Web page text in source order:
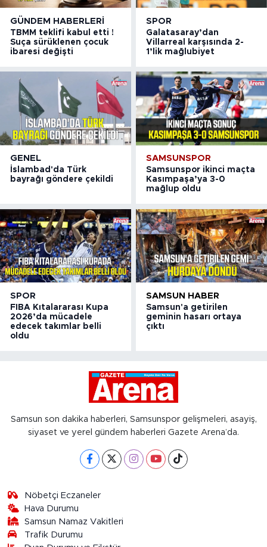
GÜNDEM HABERLERI
TBMM teklifi kabul etti !
Suça sürüklenen çocuk
ibaresi değişti
SPOR
Galatasaray’dan
Villarreal karşısında 2-
1’lik mağlubiyet
GENEL
İslambad'da Türk
bayrağı göndere çekildi
SAMSUNSPOR
Samsunspor ikinci maçta
Kasımpaşa’ya 3-0
mağlup oldu
SPOR
FIBA Kıtalararası Kupa
2026’da mücadele
edecek takımlar belli
oldu
SAMSUN HABER
Samsun'a getirilen
geminin hasarı ortaya
çıktı
Samsun son dakika haberleri, Samsunspor gelişmeleri, asayiş,
siyaset ve yerel gündem haberleri Gazete Arena’da.
Nöbetçi Eczaneler
Hava Durumu
Samsun Namaz Vakitleri
Trafik Durumu